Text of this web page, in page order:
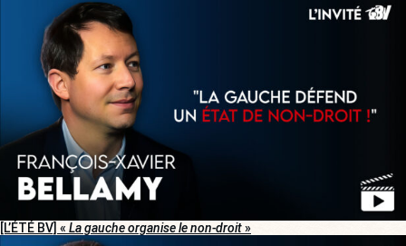
[L’ÉTÉ BV] « La gauche organise le non-droit»